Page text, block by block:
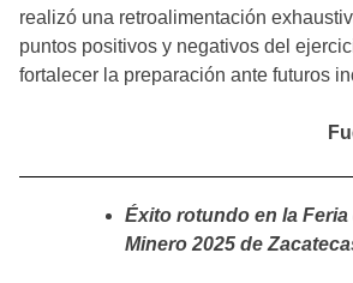
realizó una retroalimentación
puntos positivos y negativos del
fortalecer la preparación ante futuros
Éxito rotundo en la Feria
Minero 2025 de